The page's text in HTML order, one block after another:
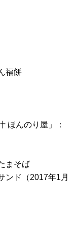
福餅
ほんのり屋」：
まそば
ンド（2017年1月